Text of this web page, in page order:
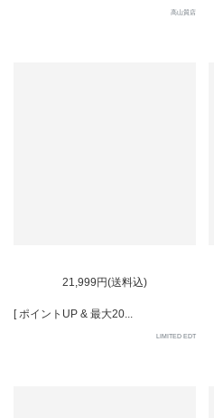
高山質店
21,999円(送料込)
[ ポイントUP & 最大20...
LIMITED EDT